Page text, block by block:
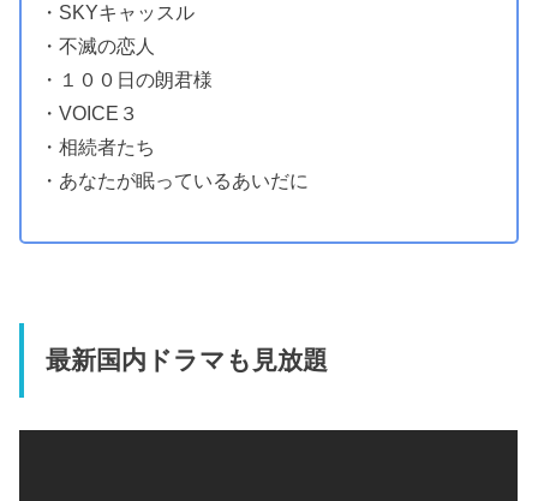
・SKYキャッスル
・不滅の恋人
・１００日の朗君様
・VOICE３
・相続者たち
・あなたが眠っているあいだに
最新国内ドラマも見放題